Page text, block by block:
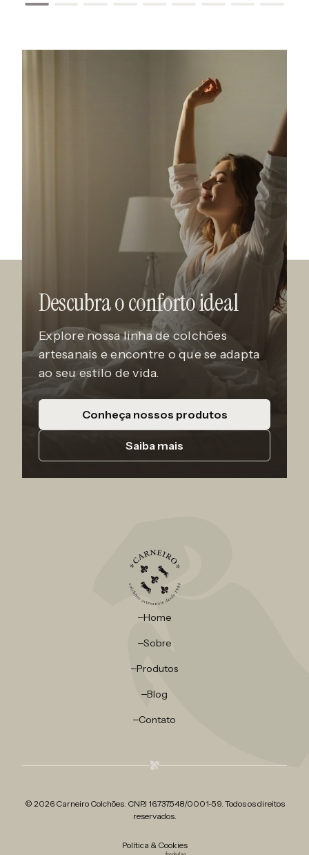
Descubra o conforto ideal
Explore nossa linha de colchões
artesanais e encontre o que se adapta
ao seu estilo de vida.
Conheça nossos produtos
Saiba mais
Home
Sobre
Produtos
Blog
Contato
© 2026 Carneiro Colchões. CNPJ 16.737.548/0001-59. Todos os direitos
reservados.
Política & Cookies